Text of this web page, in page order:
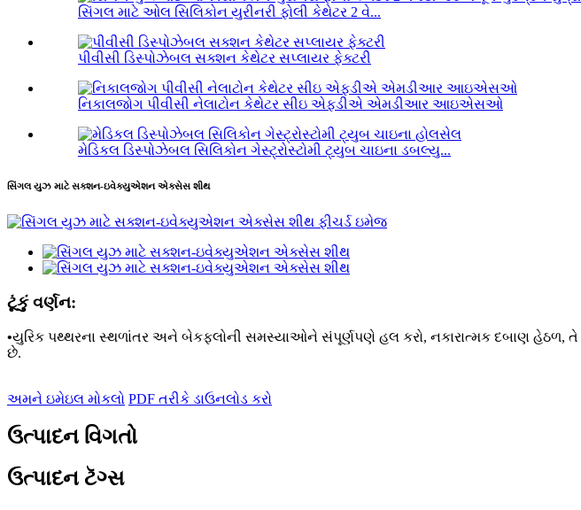
સિંગલ માટે ઓલ સિલિકોન યુરીનરી ફોલી કેથેટર 2 વે...
પીવીસી ડિસ્પોઝેબલ સક્શન કેથેટર સપ્લાયર ફેક્ટરી
નિકાલજોગ પીવીસી નેલાટોન કેથેટર સીઇ એફડીએ એમડીઆર આઇએસઓ
મેડિકલ ડિસ્પોઝેબલ સિલિકોન ગેસ્ટ્રોસ્ટોમી ટ્યુબ ચાઇના ડબલ્યુ...
સિંગલ યુઝ માટે સક્શન-ઇવેક્યુએશન એક્સેસ શીથ
ટૂંકું વર્ણન:
•યુરિક પથ્થરના સ્થળાંતર અને બેકફ્લોની સમસ્યાઓને સંપૂર્ણપણે હલ કરો, નકારાત્મક દબાણ હેઠળ,
છે.
અમને ઇમેઇલ મોકલો PDF તરીકે ડાઉનલોડ કરો
ઉત્પાદન વિગતો
ઉત્પાદન ટૅગ્સ